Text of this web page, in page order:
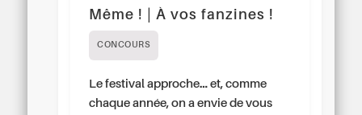
Même ! | À vos fanzines !
CONCOURS
Le festival approche… et, comme
chaque année, on a envie de vous